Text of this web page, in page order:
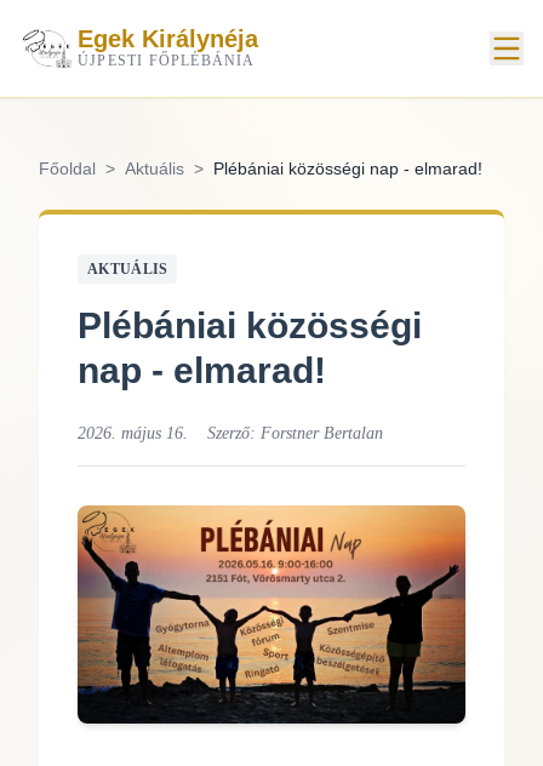
Egek Királynéja
ÚJPESTI FŐPLÉBÁNIA
Főoldal > Aktuális > Plébániai közösségi nap - elmarad!
AKTUÁLIS
Plébániai közösségi
nap - elmarad!
2026. május 16. Szerző: Forstner Bertalan